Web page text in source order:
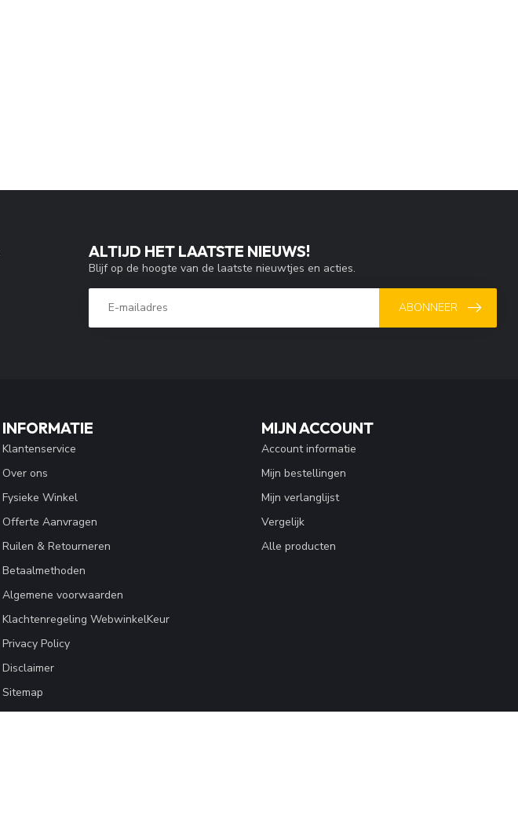
ALTIJD HET LAATSTE NIEUWS!
Blijf op de hoogte van de laatste nieuwtjes en acties.
ABONNEER
INFORMATIE
Klantenservice
Over ons
Fysieke Winkel
Offerte Aanvragen
Ruilen & Retourneren
Betaalmethoden
Algemene voorwaarden
Klachtenregeling WebwinkelKeur
Privacy Policy
Disclaimer
Sitemap
Blogs
MIJN ACCOUNT
Account informatie
Mijn bestellingen
Mijn verlanglijst
Vergelijk
Alle producten